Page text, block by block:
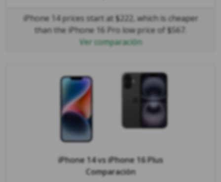
iPhone 14 prices start at $222, which is cheaper
than the iPhone 16 Pro low price of $567.
Ver comparación
iPhone 14vsiPhone 16 Plus
Comparación